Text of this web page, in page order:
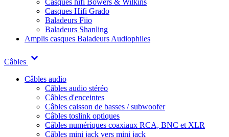
Casques hifi Bowers & Wilkins
Casques Hifi Grado
Baladeurs Fiio
Baladeurs Shanling
Amplis casques Baladeurs Audiophiles
Câbles
Câbles audio
Câbles audio stéréo
Câbles d'enceintes
Câbles caisson de basses / subwoofer
Câbles toslink optiques
Câbles numériques coaxiaux RCA, BNC et XLR
Câbles mini jack vers mini jack